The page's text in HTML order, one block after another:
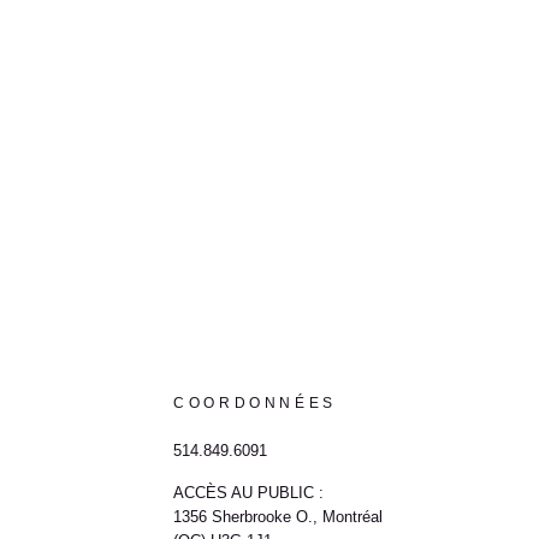
COORDONNÉES
514.849.6091
ACCÈS AU PUBLIC :
1356 Sherbrooke O., Montréal